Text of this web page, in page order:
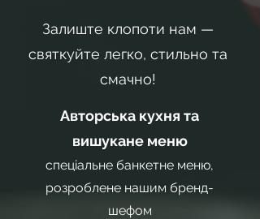
Залиште клопоти нам —
святкуйте легко, стильно та
смачно!
Авторська кухня та
вишукане меню
спеціальне банкетне меню,
розроблене нашим бренд-
шефом